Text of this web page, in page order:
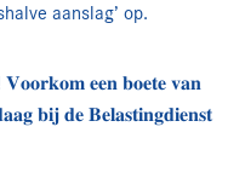
aanslag’ op.
𝐕𝐨𝐨𝐫𝐤𝐨𝐦 𝐞𝐞𝐧 𝐛𝐨𝐞𝐭𝐞 𝐯𝐚𝐧
𝐛𝐢𝐣 𝐝𝐞 𝐁𝐞𝐥𝐚𝐬𝐭𝐢𝐧𝐠𝐝𝐢𝐞𝐧𝐬𝐭